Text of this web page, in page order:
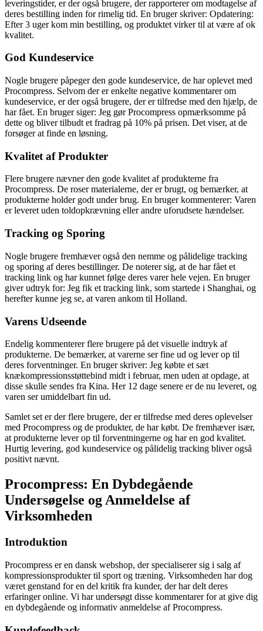
leveringstider, er der også brugere, der rapporterer om modtagelse af
deres bestilling inden for rimelig tid. En bruger skriver: Opdatering:
Efter 3 uger kom min bestilling, og produktet virker til at være af ok
kvalitet.
God Kundeservice
Nogle brugere påpeger den gode kundeservice, de har oplevet med
Procompress. Selvom der er enkelte negative kommentarer om
kundeservice, er der også brugere, der er tilfredse med den hjælp, de
har fået. En bruger siger: Jeg gør Procompress opmærksomme på
dette og bliver tilbudt et fradrag på 10% på prisen. Det viser, at de
forsøger at finde en løsning.
Kvalitet af Produkter
Flere brugere nævner den gode kvalitet af produkterne fra
Procompress. De roser materialerne, der er brugt, og bemærker, at
produkterne holder godt under brug. En bruger kommenterer: Varen
er leveret uden toldopkrævning eller andre uforudsete hændelser.
Tracking og Sporing
Nogle brugere fremhæver også den nemme og pålidelige tracking
og sporing af deres bestillinger. De noterer sig, at de har fået et
tracking link og har kunnet følge deres varer hele vejen. En bruger
giver udtryk for: Jeg fik et tracking link, som startede i Shanghai, og
herefter kunne jeg se, at varen ankom til Holland.
Varens Udseende
Endelig kommenterer flere brugere på det visuelle indtryk af
produkterne. De bemærker, at varerne ser fine ud og lever op til
deres forventninger. En bruger skriver: Jeg købte et sæt
knækompressionsstøttebind midt i februar, men uden at opdage, at
disse skulle sendes fra Kina. Her 12 dage senere er de nu leveret, og
varen ser umiddelbart fin ud.
Samlet set er der flere brugere, der er tilfredse med deres oplevelser
med Procompress og de produkter, de har købt. De fremhæver især,
at produkterne lever op til forventningerne og har en god kvalitet.
Hurtig levering, god kundeservice og pålidelig tracking bliver også
positivt nævnt.
Procompress: En Dybdegående
Undersøgelse og Anmeldelse af
Virksomheden
Introduktion
Procompress er en dansk webshop, der specialiserer sig i salg af
kompressionsprodukter til sport og træning. Virksomheden har dog
været genstand for en del kritik fra kunder, der har delt deres
erfaringer online. Vi har undersøgt disse kommentarer for at give dig
en dybdegående og informativ anmeldelse af Procompress.